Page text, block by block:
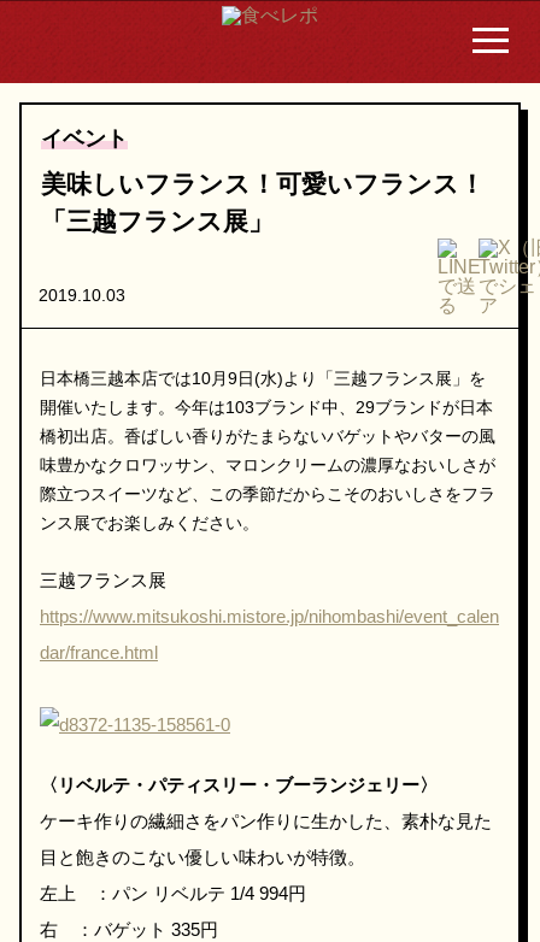
イベント
美味しいフランス！可愛いフランス！
「三越フランス展」
2019.10.03
日本橋三越本店では10月9日(水)より「三越フランス展」を
開催いたします。今年は103ブランド中、29ブランドが日本
橋初出店。香ばしい香りがたまらないバゲットやバターの風
味豊かなクロワッサン、マロンクリームの濃厚なおいしさが
際立つスイーツなど、この季節だからこそのおいしさをフラ
ンス展でお楽しみください。
三越フランス展
https://www.mitsukoshi.mistore.jp/nihombashi/event_calen
dar/france.html
〈リベルテ・パティスリー・ブーランジェリー〉
ケーキ作りの繊細さをパン作りに生かした、素朴な見た
目と飽きのこない優しい味わいが特徴。
左上 ：パン リベルテ 1/4 994円
右 ：バゲット 335円